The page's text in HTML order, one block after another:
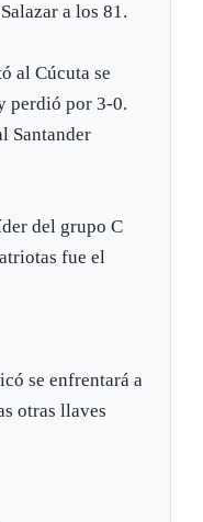
a los 81.
al Cúcuta se
perdió por 3-0.
Santander
del grupo C
fue el
se enfrentará a
otras llaves